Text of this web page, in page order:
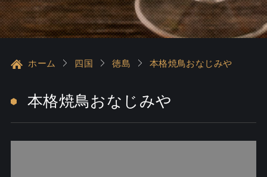
ホーム 四国 徳島 本格焼鳥おなじみや
本格焼鳥おなじみや